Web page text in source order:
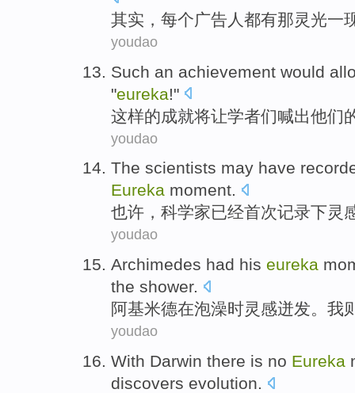
其实 ， 每个广告人 都有那灵光一
youdao
Such an achievement would
"eureka!"
这样的成就将让学者们喊出他们
youdao
The scientists may have
Eureka moment.
也许 ， 科学家已经首次记录下灵
youdao
Archimedes had his eureka
the shower.
阿基米德在泡澡时灵感迸发。 我
youdao
With Darwin there is no Eureka
discovers evolution.